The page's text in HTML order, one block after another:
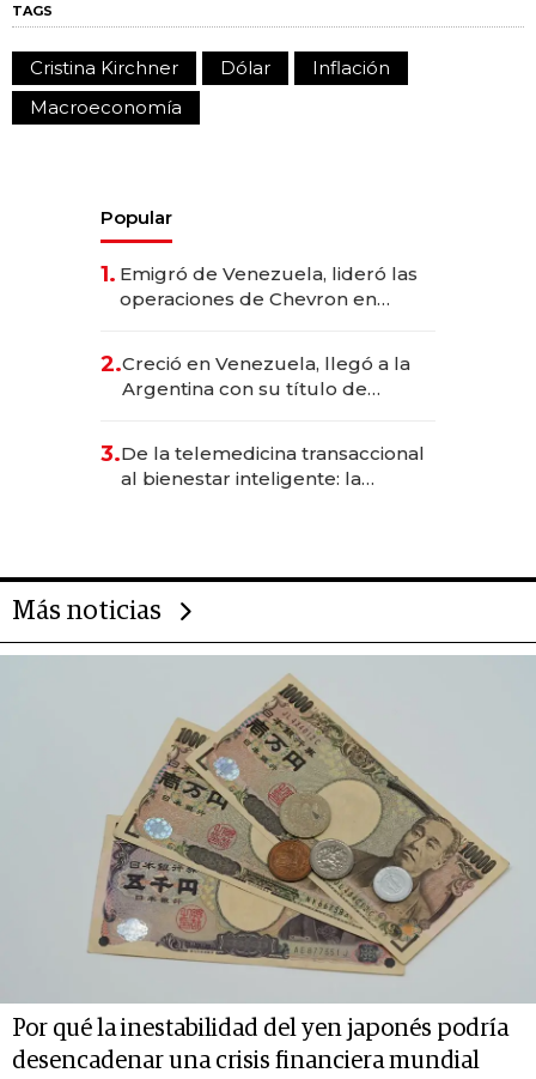
TAGS
Cristina Kirchner Dólar
Inflación
Macroeconomía
Popular
1. Emigró de Venezuela, lideró las
operaciones de Chevron en
2.Creció en Venezuela, llegó a la
Argentina con su título de
las marcas "fast premium"
3.De la telemedicina transaccional
al bienestar inteligente: la
Más noticias
Por qué la inestabilidad del yen japonés podría
desencadenar una crisis financiera mundial